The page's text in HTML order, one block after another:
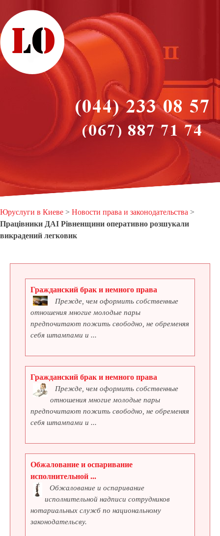
Юруслуги в Киеве > Новости права и законодательства >
Працівники ДАІ Рівненщини оперативно розшукали
викрадений легковик
Гражданский брак и немного права
Прежде, чем оформить собственные
отношения многие молодые пары
предпочитают пожить свободно, не обременяя
себя штампами и ...
Гражданский брак и немного права
Прежде, чем оформить собственные
отношения многие молодые пары
предпочитают пожить свободно, не обременяя
себя штампами и ...
Обжалование и оспаривание
исполнительной ...
Обжалование и оспаривание
исполнительной надписи сотрудников
нотариальных служб по национальному
законодательсву.